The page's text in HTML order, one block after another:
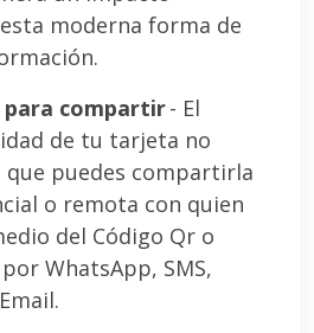
moderna forma de
para compartir- El
de tu tarjeta no
puedes compartirla
o remota con quien
del Código Qr o
WhatsApp, SMS,